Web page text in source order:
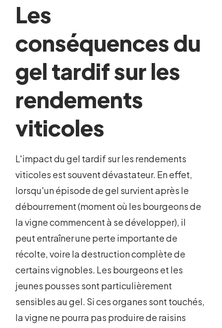
Les
conséquences du
gel tardif sur les
rendements
viticoles
L'impact du gel tardif sur les rendements
viticoles est souvent dévastateur. En effet,
lorsqu'un épisode de gel survient après le
débourrement (moment où les bourgeons de
la vigne commencent à se développer), il
peut entraîner une perte importante de
récolte, voire la destruction complète de
certains vignobles. Les bourgeons et les
jeunes pousses sont particulièrement
sensibles au gel. Si ces organes sont touchés,
la vigne ne pourra pas produire de raisins